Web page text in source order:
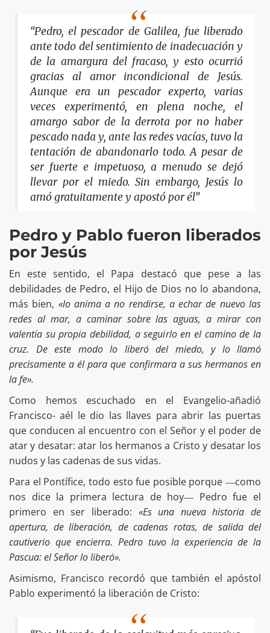
“Pedro, el pescador de Galilea, fue liberado
ante todo del sentimiento de inadecuación y
de la amargura del fracaso, y esto ocurrió
gracias al amor incondicional de Jesús.
Aunque era un pescador experto, varias
veces experimentó, en plena noche, el
amargo sabor de la derrota por no haber
pescado nada y, ante las redes vacías, tuvo la
tentación de abandonarlo todo. A pesar de
ser fuerte e impetuoso, a menudo se dejó
llevar por el miedo. Sin embargo, Jesús lo
amó gratuitamente y apostó por él”
Pedro y Pablo fueron liberados
por Jesús
En este sentido, el Papa destacó que pese a las
debilidades de Pedro, el Hijo de Dios no lo abandona,
más bien, «lo anima a no rendirse, a echar de nuevo las
redes al mar, a caminar sobre las aguas, a mirar con
valentía su propia debilidad, a seguirlo en el camino de la
cruz. De este modo lo liberó del miedo, y lo llamó
precisamente a él para que confirmara a sus hermanos en
la fe».
Como hemos escuchado en el Evangelio-añadió
Francisco- aél le dio las llaves para abrir las puertas
que conducen al encuentro con el Señor y el poder de
atar y desatar: atar los hermanos a Cristo y desatar los
nudos y las cadenas de sus vidas.
Para el Pontífice, todo esto fue posible porque ―como
nos dice la primera lectura de hoy― Pedro fue el
primero en ser liberado: «Es una nueva historia de
apertura, de liberación, de cadenas rotas, de salida del
cautiverio que encierra. Pedro tuvo la experiencia de la
Pascua: el Señor lo liberó».
Asimismo, Francisco recordó que también el apóstol
Pablo experimentó la liberación de Cristo: